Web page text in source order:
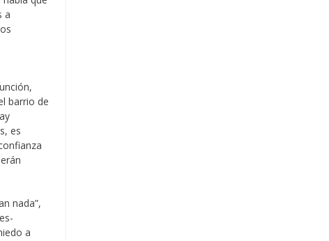
a
barrio de
es
nada”,
a